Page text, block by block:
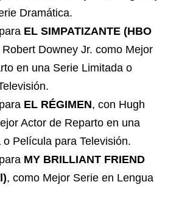
Dramática.
EL SIMPATIZANTE (HBO
Robert Downey Jr. como Mejor
en una Serie Limitada o
EL RÉGIMEN, con Hugh
Actor de Reparto en una
Película para Televisión.
MY BRILLIANT FRIEND
, como Mejor Serie en Lengua